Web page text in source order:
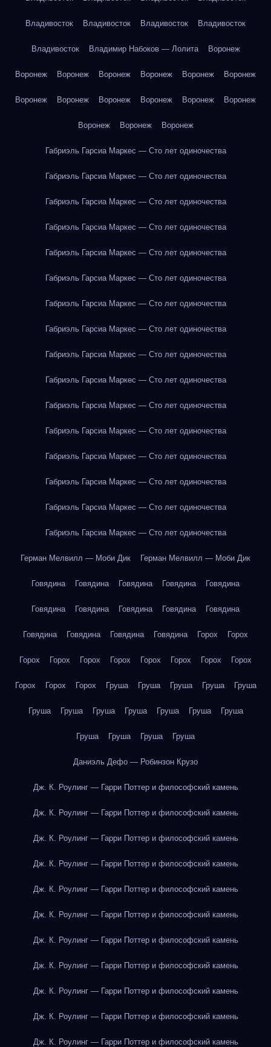
Владивосток Владивосток Владивосток Владивосток
Владивосток Владимир Набоков — Лолита Воронеж
Воронеж Воронеж Воронеж Воронеж Воронеж Воронеж
Воронеж Воронеж Воронеж Воронеж Воронеж Воронеж
Воронеж Воронеж Воронеж
Габриэль Гарсиа Маркес — Сто лет одиночества
Габриэль Гарсиа Маркес — Сто лет одиночества
Габриэль Гарсиа Маркес — Сто лет одиночества
Габриэль Гарсиа Маркес — Сто лет одиночества
Габриэль Гарсиа Маркес — Сто лет одиночества
Габриэль Гарсиа Маркес — Сто лет одиночества
Габриэль Гарсиа Маркес — Сто лет одиночества
Габриэль Гарсиа Маркес — Сто лет одиночества
Габриэль Гарсиа Маркес — Сто лет одиночества
Габриэль Гарсиа Маркес — Сто лет одиночества
Габриэль Гарсиа Маркес — Сто лет одиночества
Габриэль Гарсиа Маркес — Сто лет одиночества
Габриэль Гарсиа Маркес — Сто лет одиночества
Габриэль Гарсиа Маркес — Сто лет одиночества
Габриэль Гарсиа Маркес — Сто лет одиночества
Габриэль Гарсиа Маркес — Сто лет одиночества
Герман Мелвилл — Моби Дик Герман Мелвилл — Моби Дик
Говядина Говядина Говядина Говядина Говядина
Говядина Говядина Говядина Говядина Говядина
Говядина Говядина Говядина Говядина Горох Горох
Горох Горох Горох Горох Горох Горох Горох Горох
Горох Горох Горох Груша Груша Груша Груша Груша
Груша Груша Груша Груша Груша Груша Груша
Груша Груша Груша Груша
Даниэль Дефо — Робинзон Крузо
Дж. К. Роулинг — Гарри Поттер и философский камень
Дж. К. Роулинг — Гарри Поттер и философский камень
Дж. К. Роулинг — Гарри Поттер и философский камень
Дж. К. Роулинг — Гарри Поттер и философский камень
Дж. К. Роулинг — Гарри Поттер и философский камень
Дж. К. Роулинг — Гарри Поттер и философский камень
Дж. К. Роулинг — Гарри Поттер и философский камень
Дж. К. Роулинг — Гарри Поттер и философский камень
Дж. К. Роулинг — Гарри Поттер и философский камень
Дж. К. Роулинг — Гарри Поттер и философский камень
Дж. К. Роулинг — Гарри Поттер и философский камень